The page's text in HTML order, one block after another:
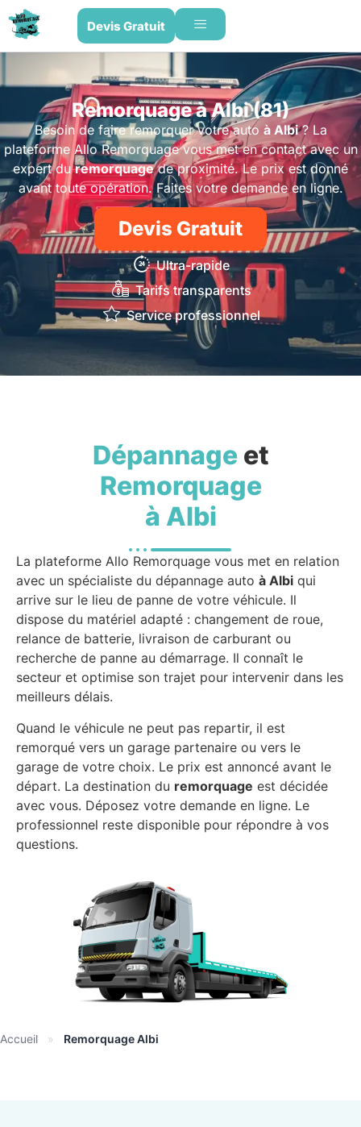
Devis Gratuit
Remorquage à Albi (81)
Besoin de faire remorquer votre auto à Albi? La
plateforme Allo Remorquage vous met en contact avec un
expert duremorquagede proximité. Le prix est donné
avant toute opération. Faites votre demande en ligne.
Devis Gratuit
Ultra-rapide
Tarifs transparents
Service professionnel
Dépannageet
Remorquage
à Albi
La plateforme Allo Remorquage vous met en relation
avec un spécialiste du dépannage auto à Albi qui
arrive sur le lieu de panne de votre véhicule. Il
dispose du matériel adapté : changement de roue,
relance de batterie, livraison de carburant ou
recherche de panne au démarrage. Il connaît le
secteur et optimise son trajet pour intervenir dans les
meilleurs délais.
Quand le véhicule ne peut pas repartir, il est
remorqué vers un garage partenaire ou vers le
garage de votre choix. Le prix est annoncé avant le
départ. La destination du remorquage est décidée
avec vous. Déposez votre demande en ligne. Le
professionnel reste disponible pour répondre à vos
questions.
Accueil » Remorquage Albi